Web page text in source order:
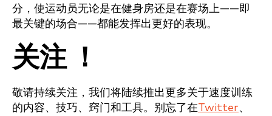
分，使运动员无论是在健身房还是在赛场上——即
最关键的场合——都能发挥出更好的表现。
关注 ！
敬请持续关注，我们将陆续推出更多关于速度训练
的内容、技巧、窍门和工具。别忘了在Twitter、